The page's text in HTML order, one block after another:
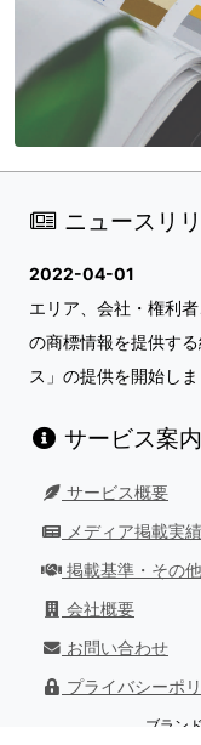
ニュースリ
2022-04-01
エリア、会社・権利
の商標情報を提供す
ス」の提供を開始しま
サービス案内
サービス概要
メディア掲載実績
掲載基準・その他
会社概要
お問い合わせ
プライバシーポ
ブラン